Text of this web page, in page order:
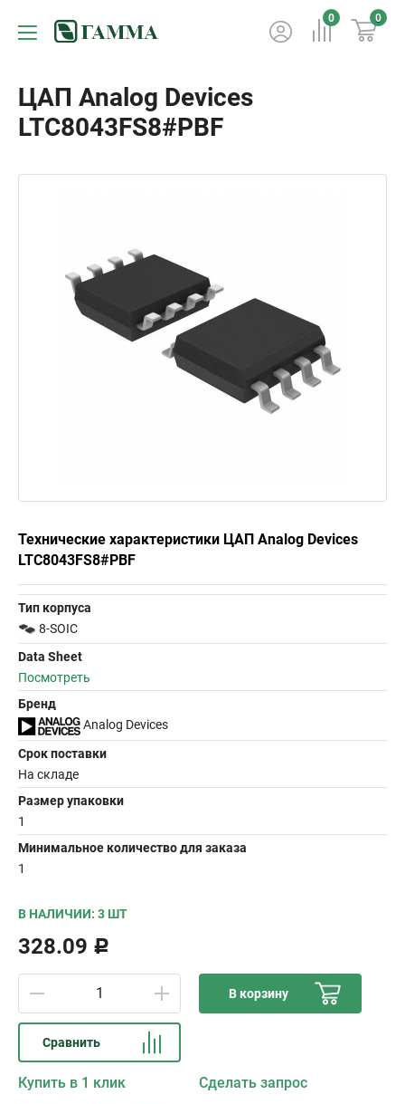
0 0
ЦАП Analog Devices
LTC8043FS8#PBF
Технические характеристики ЦАП Analog Devices
LTC8043FS8#PBF
Тип корпуса
8-SOIC
Data Sheet
Посмотреть
Бренд
Analog Devices
Срок поставки
На складе
Размер упаковки
1
Минимальное количество для заказа
1
В НАЛИЧИИ: 3 ШТ
328.09 Р
В корзину
Сравнить
Купить в 1 клик
Сделать запрос